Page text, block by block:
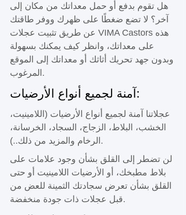
هل تقوم بدفع أو حمل معداتك من مكان إلى
آخر؟ لا تضع ضغطًا على ظهرك ووفر طاقتك
عن طريق تثبيت عجلات VIMA Castors هذه
على معداتك، وانظر كيف يمكنك بسهولة
وبدون جهد تحريك أثاثك أو معداتك إلى الموقع
المرغوب.
آمنة لجميع أنواع الأرضيات:
عجلاتنا آمنة لجميع أنواع الأرضيات (اللامينيت،
الخشب، البلاط، الزجاج، السجاد، الخرسانة،
الرخام والمزيد من ذلك..).
لن تضطر إلى القلق بشأن وجود علامات على
بلاط مطبخك، أو الأرضيات اللامينيت أو حتى
القلق بشأن تعرض سجادتك الثمينة للعض من
قبل عجلات ذات جودة منخفضة.